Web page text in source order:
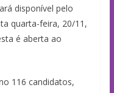
disponível pelo
quarta-feira, 20/11,
é aberta ao
116 candidatos,